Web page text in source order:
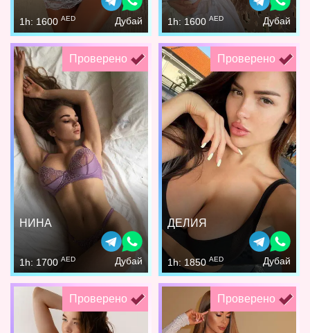
1h: 1600 AED Дубай 1h: 1600 AED Дубай
Проверено
НИНА
1h: 1700 AED Дубай
Проверено
ДЕЛИЯ
1h: 1850 AED Дубай
Проверено Проверено